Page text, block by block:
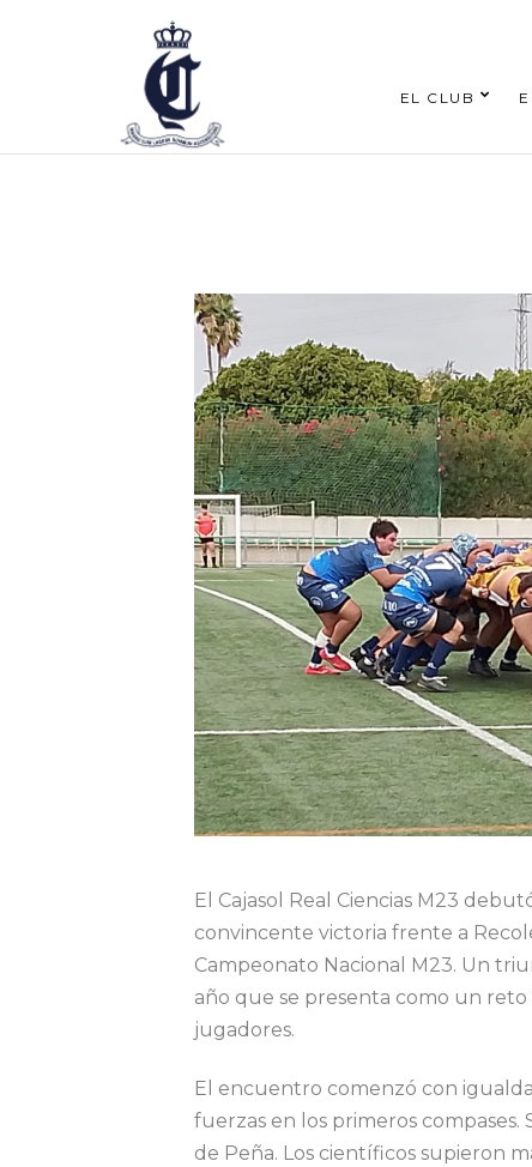
EL CLUB
El Cajasol Real Ciencias M23
convincente victoria frente a
Campeonato Nacional M23. Un
año que se presenta como un
jugadores.
El encuentro comenzó con
fuerzas en los primeros compases.
de Peña. Los científicos supieron